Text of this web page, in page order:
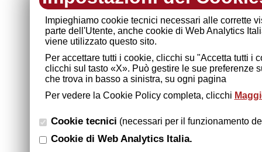
Impieghiamo cookie tecnici necessari alle corrette
parte dell'Utente, anche cookie di Web Analytics
viene utilizzato questo sito.
Per accettare tutti i cookie, clicchi su "Accetta tutti
clicchi sul tasto «X». Può gestire le sue preferenze
che trova in basso a sinistra, su ogni pagina
Per vedere la Cookie Policy completa, clicchi
Cookie tecnici (necessari per il funzionamento
Cookie di Web Analytics Italia.